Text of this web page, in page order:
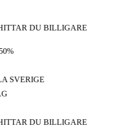
DU BILLIGARE
SVERIGE
DU BILLIGARE